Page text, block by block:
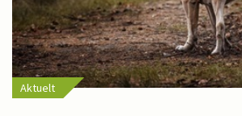
Aktuelt